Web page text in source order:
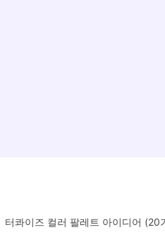
터콰이즈 컬러 팔레트 아이디어 (20